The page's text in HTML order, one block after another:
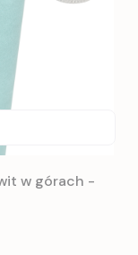
w górach -